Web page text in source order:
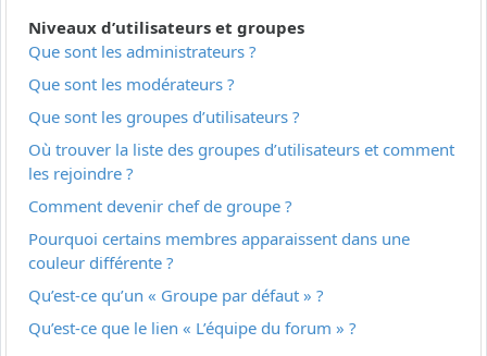
Niveaux d’utilisateurs et groupes
Que sont les administrateurs ?
Que sont les modérateurs ?
Que sont les groupes d’utilisateurs ?
Où trouver la liste des groupes d’utilisateurs et comment
les rejoindre ?
Comment devenir chef de groupe ?
Pourquoi certains membres apparaissent dans une
couleur différente ?
Qu’est-ce qu’un « Groupe par défaut » ?
Qu’est-ce que le lien « L’équipe du forum » ?